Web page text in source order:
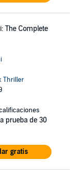
The Complete
Thriller
prueba de 30
gratis